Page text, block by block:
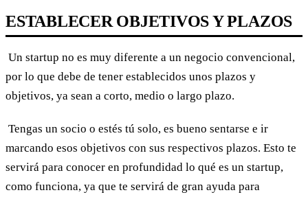
ESTABLECER OBJETIVOS Y PLAZOS
Un startup no es muy diferente a un negocio convencional,
por lo que debe de tener establecidos unos plazos y
objetivos, ya sean a corto, medio o largo plazo.
Tengas un socio o estés tú solo, es bueno sentarse e ir
marcando esos objetivos con sus respectivos plazos. Esto te
servirá para conocer en profundidad lo qué es un startup,
como funciona, ya que te servirá de gran ayuda para